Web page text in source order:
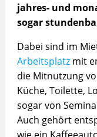
jahres- und
sogar
Dabei sind im
Arbeitsplatzmit
die Mitnutzung
Küche, Toilette,
sogar von
Auch gehört
wie ein